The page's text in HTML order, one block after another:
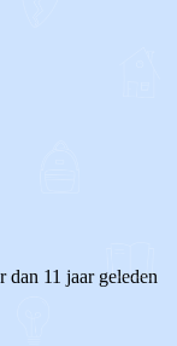
dan 11 jaar geleden